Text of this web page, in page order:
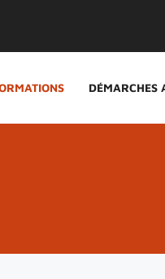
DÉMARCHES